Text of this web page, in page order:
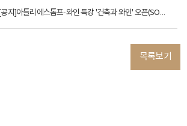
[공지]아틀리에스톰프-와인 특강 '건축과 와인' 오픈(SOLDOUT)
목록보기